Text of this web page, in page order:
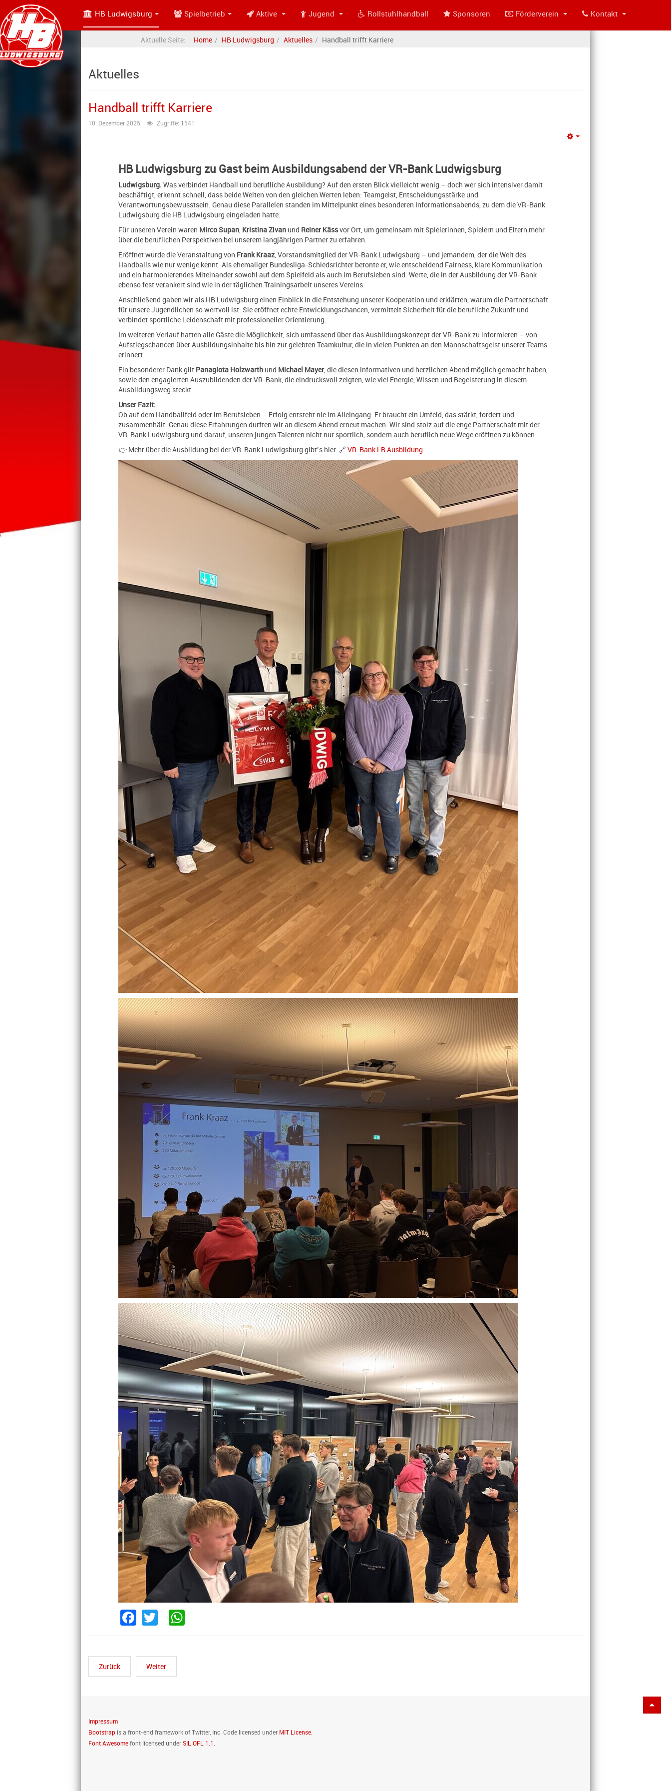
HB Ludwigsburg Spielbetrieb Aktive Jugend Rollstuhlhandball Sponsoren Förderverein Kontakt
Aktuelle Seite: Home HB Ludwigsburg Aktuelles Handball trifft Karriere
Aktuelles
Handball trifft Karriere
10. Dezember 2025 Zugriffe: 1541
HB Ludwigsburg zu Gast beim Ausbildungsabend der VR-Bank Ludwigsburg
Ludwigsburg. Was verbindet Handball und berufliche Ausbildung? Auf den ersten Blick vielleicht wenig – doch wer sich intensiver damit
beschäftigt, erkennt schnell, dass beide Welten von den gleichen Werten leben: Teamgeist, Entscheidungsstärke und
Verantwortungsbewusstsein. Genau diese Parallelen standen im Mittelpunkt eines besonderen Informationsabends, zu dem die VR-Bank
Ludwigsburg die HB Ludwigsburg eingeladen hatte.
Für unseren Verein waren Mirco Supan, Kristina Zivan und Reiner Kässvor Ort, um gemeinsam mit Spielerinnen, Spielern und Eltern mehr
über die beruflichen Perspektiven bei unserem langjährigen Partner zu erfahren.
Eröffnet wurde die Veranstaltung von Frank Kraaz, Vorstandsmitglied der VR-Bank Ludwigsburg – und jemandem, der die Welt des
Handballs wie nur wenige kennt. Als ehemaliger Bundesliga-Schiedsrichter betonte er, wie entscheidend Fairness, klare Kommunikation
und ein harmonierendes Miteinander sowohl auf dem Spielfeld als auch im Berufsleben sind. Werte, die in der Ausbildung der VR-Bank
ebenso fest verankert sind wie in der täglichen Trainingsarbeit unseres Vereins.
Anschließend gaben wir als HB Ludwigsburg einen Einblick in die Entstehung unserer Kooperation und erklärten, warum die Partnerschaft
für unsere Jugendlichen so wertvoll ist: Sie eröffnet echte Entwicklungschancen, vermittelt Sicherheit für die berufliche Zukunft und
verbindet sportliche Leidenschaft mit professioneller Orientierung.
Im weiteren Verlauf hatten alle Gäste die Möglichkeit, sich umfassend über das Ausbildungskonzept der VR-Bank zu informieren – von
Aufstiegschancen über Ausbildungsinhalte bis hin zur gelebten Teamkultur, die in vielen Punkten an den Mannschaftsgeist unserer Teams
erinnert.
Ein besonderer Dank gilt Panagiota Holzwarth und Michael Mayer, die diesen informativen und herzlichen Abend möglich gemacht haben,
sowie den engagierten Auszubildenden der VR-Bank, die eindrucksvoll zeigten, wie viel Energie, Wissen und Begeisterung in diesem
Ausbildungsweg steckt.
Unser Fazit:
Ob auf dem Handballfeld oder im Berufsleben – Erfolg entsteht nie im Alleingang. Er braucht ein Umfeld, das stärkt, fordert und
zusammenhält. Genau diese Erfahrungen durften wir an diesem Abend erneut machen. Wir sind stolz auf die enge Partnerschaft mit der
VR-Bank Ludwigsburg und darauf, unseren jungen Talenten nicht nur sportlich, sondern auch beruflich neue Wege eröffnen zu können.
👉 Mehr über die Ausbildung bei der VR-Bank Ludwigsburg gibt’s hier: 🔗 VR-Bank LB Ausbildung
Facebook
Twitter
Zurück Weiter
Impressum
Bootstrap is a front-end framework of Twitter, Inc. Code licensed under MIT License.
Font Awesomefont licensed under SIL OFL 1.1